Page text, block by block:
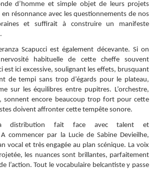
d’homme et simple objet de leurs projets
résonnance avec les questionnements de nos
et suffirait à construire un manifeste
Scapucci est également décevante. Si on
habituelle de cette cheffe souvent
est ici excessive, soulignant les effets, brusquant
de tempi sans trop d’égards pour le plateau,
sur les équilibres entre pupitres. L’orchestre,
sonnent encore beaucoup trop fort pour cette
doivent affronter cette tempête sonore.
la distribution fait face avec talent et
commencer par la Lucie de Sabine Devieilhe,
vocal et très engagée au plan scénique. La voix
les nuances sont brillantes, parfaitement
l’action. Tout le vocabulaire belcantiste y passe